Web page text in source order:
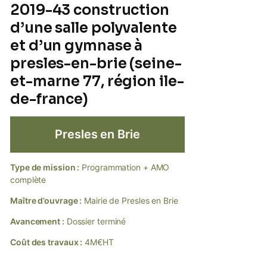
2019-43 construction
d’une salle polyvalente
et d’un gymnase à
presles-en-brie (seine-
et-marne 77, région ile-
de-france)
Presles en Brie
Type de mission : Programmation + AMO
complète
Maître d’ouvrage : Mairie de Presles en Brie
Avancement : Dossier terminé
Coût des travaux : 4M€HT